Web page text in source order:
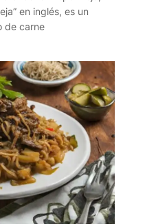
en inglés, es un
de carne